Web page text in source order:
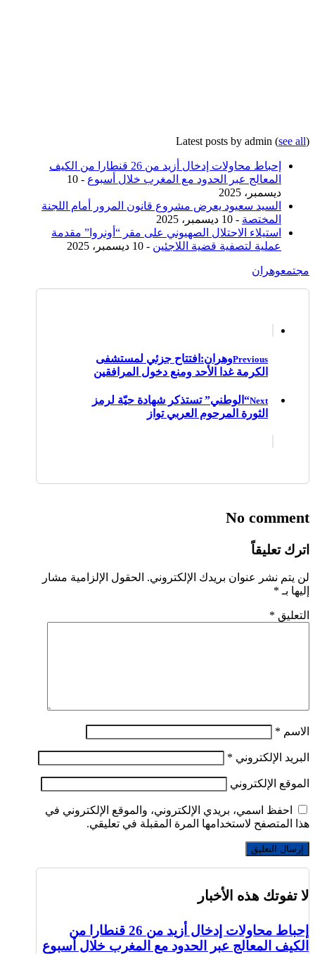
Latest posts by admin (see all)
إحباط محاولات إدخال أزيد من 26 قنطارا من الكيف
المعالج عبر الحدود مع المغرب خلال أسبوع
- 10
ديسمبر، 2025
السيد سعيود يعرض مشروع قانون المرور أمام اللجنة
المختصة - 10 ديسمبر، 2025
استيلاء الاحتلال الصهيوني على مقر “أونروا” مقدمة
عملية لتصفية قضية اللاجئين - 10 ديسمبر، 2025
مجتمعوهران
Previousوهران:افتتاح جزئي لمستشفى
الكرمة غدا الأحد ومنع دخول المرافقين
Next“الوطني” تستذكر شهادة حيّة لرمز
الثورة المرحوم العربي تواز
No comment
اترك تعليقاً
لن يتم نشر عنوان بريدك الإلكتروني. الحقول الإلزامية مشار
إليها بـ *
التعليق *
الاسم *
البريد الإلكتروني *
الموقع الإلكتروني
احفظ اسمي، بريدي الإلكتروني، والموقع الإلكتروني في
هذا المتصفح لاستخدامها المرة المقبلة في تعليقي.
لا تفوتك هذه الأخبار
إحباط محاولات إدخال أزيد من 26 قنطارا من
الكيف المعالج عبر الحدود مع المغرب خلال أسبوع